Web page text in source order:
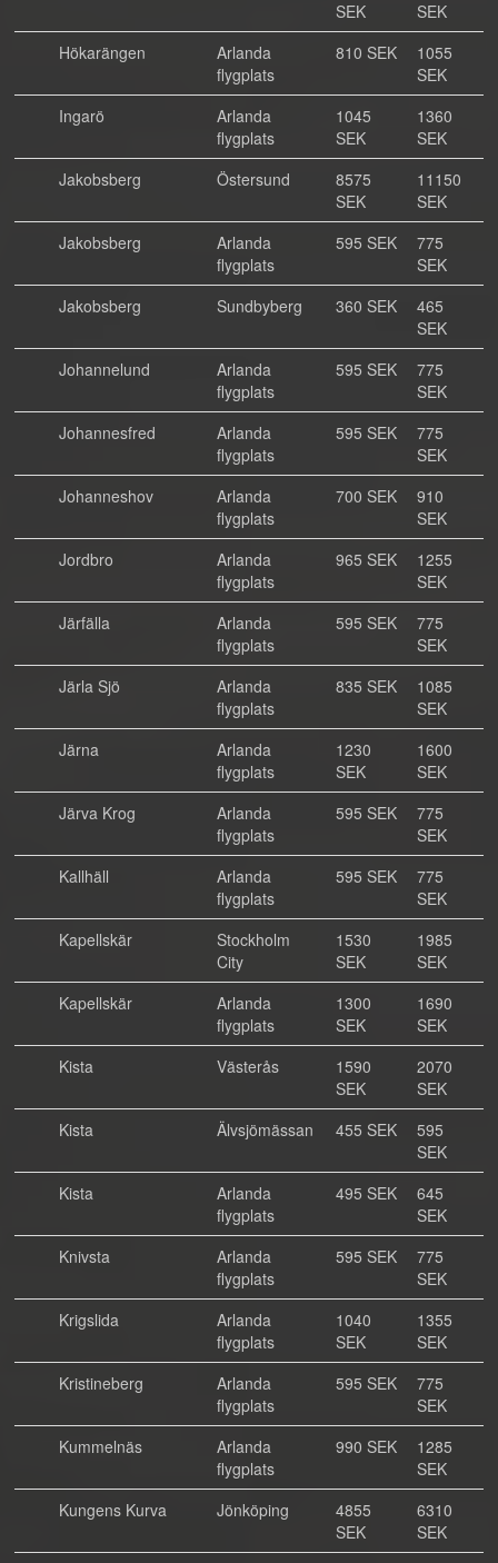
SEK
SEK
Hökarängen
Arlanda
flygplats
810 SEK
1055
SEK
Ingarö
Arlanda
flygplats
1045
SEK
1360
SEK
Jakobsberg
Östersund
8575
SEK
11150
SEK
Jakobsberg
Arlanda
flygplats
595 SEK
775
SEK
Jakobsberg
Sundbyberg 360 SEK
465
SEK
Johannelund
Arlanda
flygplats
595 SEK
775
SEK
Johannesfred
Arlanda
flygplats
595 SEK
775
SEK
Johanneshov
Arlanda
flygplats
700 SEK
910
SEK
Jordbro
Arlanda
flygplats
965 SEK
1255
SEK
Järfälla
Arlanda
flygplats
595 SEK
775
SEK
Järla Sjö
Arlanda
flygplats
835 SEK
1085
SEK
Järna
Arlanda
flygplats
1230
SEK
1600
SEK
Järva Krog
Arlanda
flygplats
595 SEK
775
SEK
Kallhäll
Arlanda
flygplats
595 SEK
775
SEK
Kapellskär
Stockholm
City
1530
SEK
1985
SEK
Kapellskär
Arlanda
flygplats
1300
SEK
1690
SEK
Kista
Västerås
1590
SEK
2070
SEK
Kista
Älvsjömässan 455 SEK
595
SEK
Kista
Arlanda
flygplats
495 SEK
645
SEK
Knivsta
Arlanda
flygplats
595 SEK
775
SEK
Krigslida
Arlanda
flygplats
1040
SEK
1355
SEK
Kristineberg
Arlanda
flygplats
595 SEK
775
SEK
Kummelnäs
Arlanda
flygplats
990 SEK
1285
SEK
Kungens Kurva
Jönköping
4855
SEK
6310
SEK